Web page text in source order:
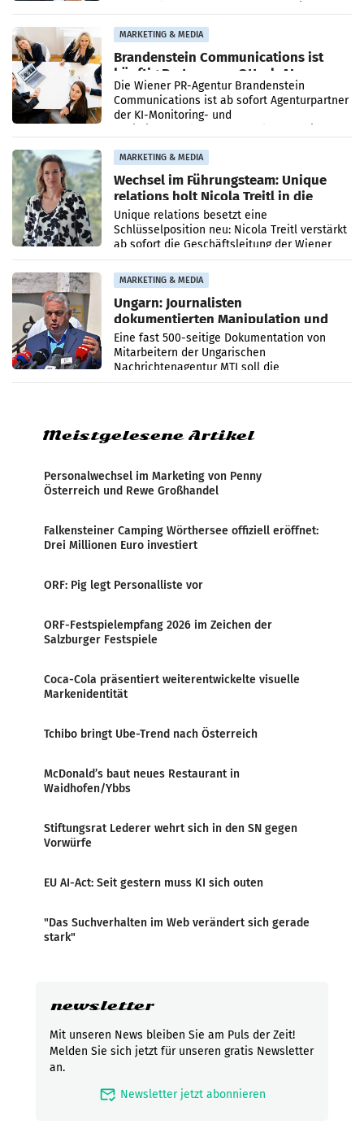
MARKETING & MEDIA
Brandenstein Communications ist
künftig Partner von OtterlyAI
Die Wiener PR-Agentur Brandenstein
Communications ist ab sofort Agenturpartner
der KI-Monitoring- und
MARKETING & MEDIA
Wechsel im Führungsteam: Unique
relations holt Nicola Treitl in die
Geschäftsleitung
Unique relations besetzt eine
Schlüsselposition neu: Nicola Treitl verstärkt
ab sofort die Geschäftsleitung der Wiener
PR-Agentur an der Seite von Josef Kalina und
Anna Kalina-Mahr.
MARKETING & MEDIA
Ungarn: Journalisten
dokumentierten Manipulation und
Zensur
Eine fast 500-seitige Dokumentation von
Mitarbeitern der Ungarischen
Nachrichtenagentur MTI soll die
systematische Nachrichten-Manipulation und
Meistgelesene Artikel
Personalwechsel im Marketing von Penny
Österreich und Rewe Großhandel
Falkensteiner Camping Wörthersee offiziell eröffnet:
Drei Millionen Euro investiert
ORF: Pig legt Personalliste vor
ORF-Festspielempfang 2026 im Zeichen der
Salzburger Festspiele
Coca-Cola präsentiert weiterentwickelte visuelle
Markenidentität
Tchibo bringt Ube-Trend nach Österreich
McDonald’s baut neues Restaurant in
Waidhofen/Ybbs
Stiftungsrat Lederer wehrt sich in den SN gegen
Vorwürfe
EU AI-Act: Seit gestern muss KI sich outen
"Das Suchverhalten im Web verändert sich gerade
stark"
newsletter
Mit unseren News bleiben Sie am Puls der Zeit!
Melden Sie sich jetzt für unseren gratis Newsletter
an.
mark_email_read Newsletter jetzt abonnieren